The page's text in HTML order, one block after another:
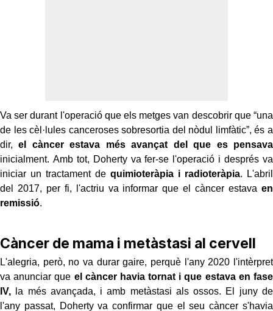
Va ser durant l'operació que els metges van descobrir que “una
de les cèl·lules canceroses sobresortia del nòdul limfàtic”, és a
dir,el càncer estava més avançat del que es pensava
inicialment. Amb tot, Doherty va fer-se l'operació i després va
iniciar un tractament dequimioteràpia i radioteràpia. L'abril
del 2017, per fi, l'actriu va informar que el càncer estava en
remissió.
Càncer de mama i metàstasi al cervell
L'alegria, però, no va durar gaire, perquè l'any 2020 l'intèrpret
va anunciar que el càncer havia tornat i que estava en fase
IV, la més avançada, i amb metàstasi als ossos. El juny de
l'any passat, Doherty va confirmar que el seu càncer s'havia